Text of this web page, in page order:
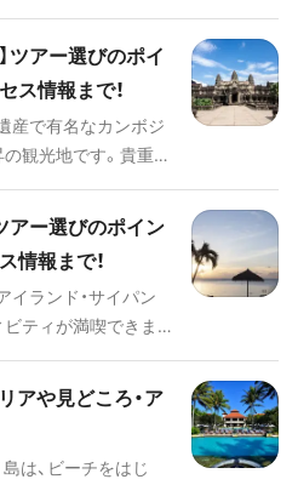
このページではモロ
すめのツアーやホ
砂漠だけでなく、緑
コイズブルーを持つ
紅海に面する美しい
々を楽しませます。
も物価が安いので、
るのも嬉しいポイン
プトを訪れるうえで
のお土産までエジ
要な情報をたっぷり
ツアー選びのポイ
ス情報まで！
産で有名なカンボジ
観光地です。貴重な
こと間違いなしの
ア観光のポイント！
知っておきたい人気
国内の移動手段な
いきます。
アー選びのポイン
情報まで！
イランド・サイパン
ティが満喫できま
サンセットを眺めて
メで腹ごしらえも。
きりリフレッシュ
ことから、特に女子
アや見どころ・ア
は、ビーチをはじ